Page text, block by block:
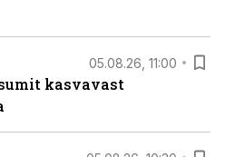
05.08.26, 11:00
kasvavast